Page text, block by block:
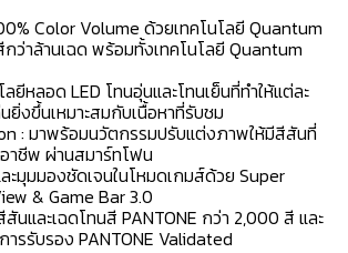
Color Volume ด้วยเทคโนโลยี Quantum
ว่าล้านเฉด พร้อมทั้งเทคโนโลยี Quantum
ยีหลอด LED โทนอุ่นและโทนเย็นที่ทำให้แต่ละ
ยิ่งขึ้นเหมาะสมกับเนื้อหาที่รับชม
: มาพร้อมนวัตกรรมปรับแต่งภาพให้มีสีสันที่
าชีพ ผ่านสมาร์ทโฟน
มุมมองชัดเจนในโหมดเกมส์ด้วย Super
& Game Bar 3.0
นและเฉดโทนสี PANTONE กว่า 2,000 สี และ
รรับรอง PANTONE Validated